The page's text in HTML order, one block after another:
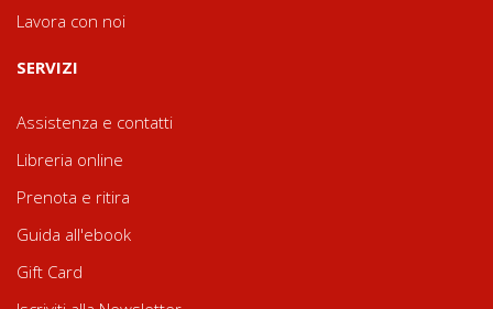
Lavora con noi
SERVIZI
Assistenza e contatti
Libreria online
Prenota e ritira
Guida all'ebook
Gift Card